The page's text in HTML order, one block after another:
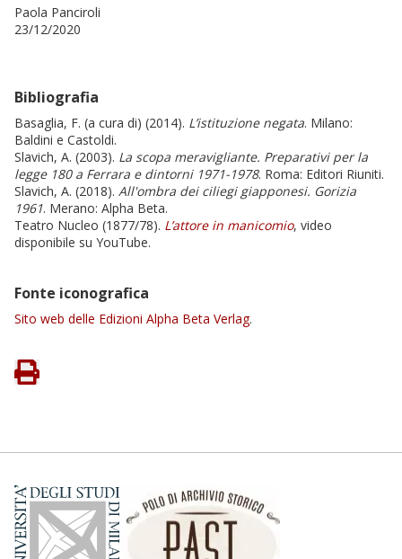
Paola Panciroli
23/12/2020
Bibliografia
Basaglia, F. (a cura di) (2014). L’istituzione negata. Milano:
Baldini e Castoldi.
Slavich, A. (2003). La scopa meravigliante. Preparativi per la
legge 180 a Ferrara e dintorni 1971-1978. Roma: Editori Riuniti.
Slavich, A. (2018). All'ombra dei ciliegi giapponesi. Gorizia
1961. Merano: Alpha Beta.
Teatro Nucleo (1877/78). L’attore in manicomio, video
disponibile su YouTube.
Fonte iconografica
Sito web delle Edizioni Alpha Beta Verlag.